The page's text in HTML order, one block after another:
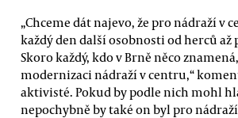
„Chceme dát najevo, že pro nádraží v
každý den další osobnosti od herců až
Skoro každý, kdo v Brně něco
modernizaci nádraží v centru,“
aktivisté. Pokud by podle nich mohl
nepochybně by také on byl pro